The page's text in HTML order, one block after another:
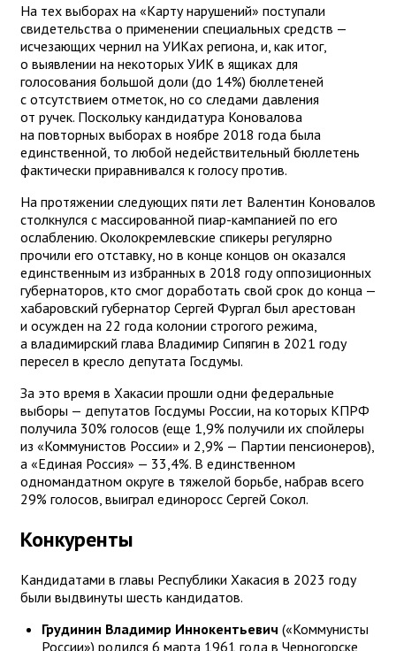
На тех выборах на «Карту нарушений» поступали
свидетельства о применении специальных средств —
исчезающих чернил на УИКах региона, и, как итог,
о выявлении на некоторых УИК в ящиках для
голосования большой доли (до 14%) бюллетеней
с отсутствием отметок, но со следами давления
от ручек. Поскольку кандидатура Коновалова
на повторных выборах в ноябре 2018 года была
единственной, то любой недействительный бюллетень
фактически приравнивался к голосу против.
На протяжении следующих пяти лет Валентин Коновалов
столкнулся с массированной пиар-кампанией по его
ослаблению. Околокремлевские спикеры регулярно
прочили его отставку, но в конце концов он оказался
единственным из избранных в 2018 году оппозиционных
губернаторов, кто смог доработать свой срок до конца —
хабаровский губернатор Сергей Фургал был арестован
и осужден на 22 года колонии строгого режима,
а владимирский глава Владимир Сипягин в 2021 году
пересел в кресло депутата Госдумы.
За это время в Хакасии прошли одни федеральные
выборы — депутатов Госдумы России, на которых КПРФ
получила 30% голосов (еще 1,9% получили их спойлеры
из «Коммунистов России» и 2,9% — Партии пенсионеров),
а «Единая Россия» — 33,4%. В единственном
одномандатном округе в тяжелой борьбе, набрав всего
29% голосов, выиграл единоросс Сергей Сокол.
Конкуренты
Кандидатами в главы Республики Хакасия в 2023 году
были выдвинуты шесть кандидатов.
Грудинин Владимир Иннокентьевич («Коммунисты
России») родился 6 марта 1961 года в Черногорске